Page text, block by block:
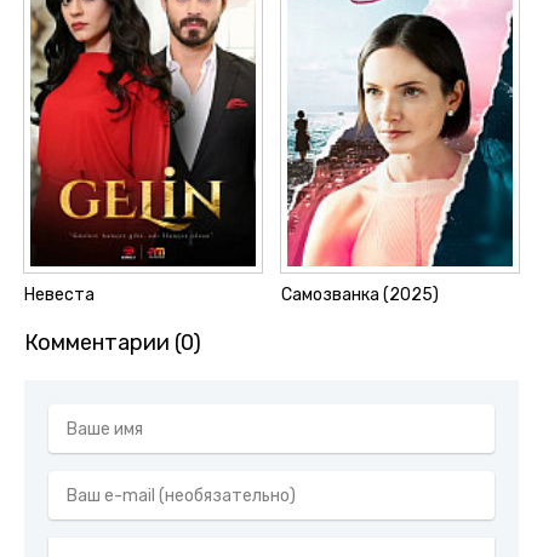
Невеста Самозванка (2025)
Комментарии (0)